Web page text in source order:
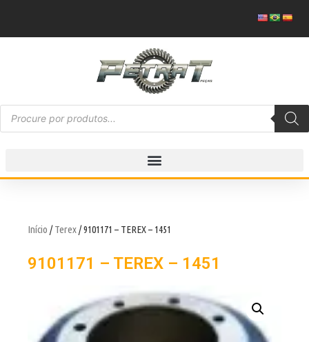
Início /Terex/ 9101171 – TEREX – 1451
9101171 – TEREX – 1451